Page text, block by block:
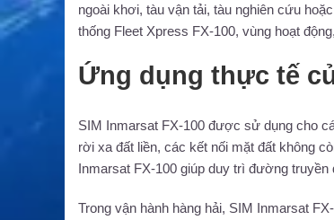
ngoài khơi, tàu vận tải, tàu nghiên cứu
thống Fleet Xpress FX-100, vùng hoạt
Ứng dụng thực tế
SIM Inmarsat FX-100 được sử dụng cho
rời xa đất liền, các kết nối mặt đất không
Inmarsat FX-100 giúp duy trì đường truyền
Trong vận hành hàng hải, SIM Inmarsat